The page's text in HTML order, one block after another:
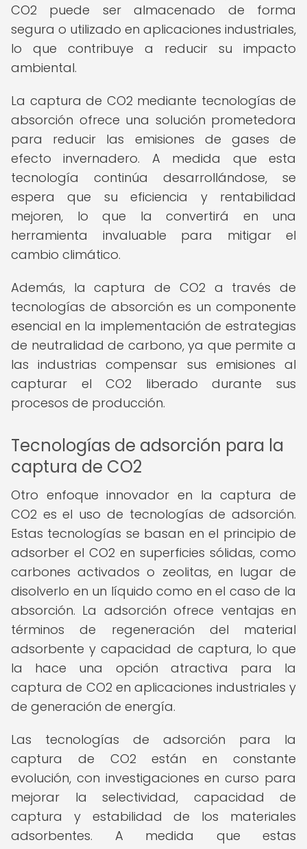
CO2 puede ser almacenado de forma
segura o utilizado en aplicaciones industriales,
lo que contribuye a reducir su impacto
ambiental.
La captura de CO2 mediante tecnologías de
absorción ofrece una solución prometedora
para reducir las emisiones de gases de
efecto invernadero. A medida que esta
tecnología continúa desarrollándose, se
espera que su eficiencia y rentabilidad
mejoren, lo que la convertirá en una
herramienta invaluable para mitigar el
cambio climático.
Además, la captura de CO2 a través de
tecnologías de absorción es un componente
esencial en la implementación de estrategias
de neutralidad de carbono, ya que permite a
las industrias compensar sus emisiones al
capturar el CO2 liberado durante sus
procesos de producción.
Tecnologías de adsorción para la
captura de CO2
Otro enfoque innovador en la captura de
CO2 es el uso de tecnologías de adsorción.
Estas tecnologías se basan en el principio de
adsorber el CO2 en superficies sólidas, como
carbones activados o zeolitas, en lugar de
disolverlo en un líquido como en el caso de la
absorción. La adsorción ofrece ventajas en
términos de regeneración del material
adsorbente y capacidad de captura, lo que
la hace una opción atractiva para la
captura de CO2 en aplicaciones industriales y
de generación de energía.
Las tecnologías de adsorción para la
captura de CO2 están en constante
evolución, con investigaciones en curso para
mejorar la selectividad, capacidad de
captura y estabilidad de los materiales
adsorbentes. A medida que estas